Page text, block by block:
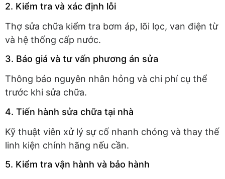
2. Kiểm tra và xác định lỗi
Thợ sửa chữa kiểm tra bơm áp, lõi lọc, van điện từ
và hệ thống cấp nước.
3. Báo giá và tư vấn phương án sửa
Thông báo nguyên nhân hỏng và chi phí cụ thể
trước khi sửa chữa.
4. Tiến hành sửa chữa tại nhà
Kỹ thuật viên xử lý sự cố nhanh chóng và thay thế
linh kiện chính hãng nếu cần.
5. Kiểm tra vận hành và bảo hành